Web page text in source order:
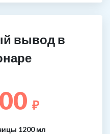
вывод в
₽
1200 мл